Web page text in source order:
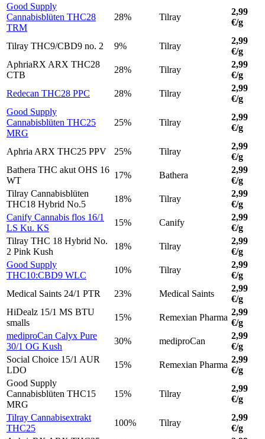
Good Supply
Cannabisblüten THC28
TRM
28% Tilray
2,99
€/g
Tilray THC9/CBD9 no. 2 9% Tilray
2,99
€/g
AphriaRX ARX THC28
CTB
28% Tilray
2,99
€/g
Redecan THC28 PPC
28% Tilray
2,99
€/g
Good Supply
Cannabisblüten THC25
MRG
25% Tilray
2,99
€/g
Aphria ARX THC25 PPV 25% Tilray
2,99
€/g
Bathera THC akut OHS 16
WT
17% Bathera
2,99
€/g
Tilray Cannabisblüten
THC18 Hybrid No.5
18% Tilray
2,99
€/g
Canify Cannabis flos 16/1
LS Ku. KS
15% Canify
2,99
€/g
Tilray THC 18 Hybrid No.
2 Pink Kush
18% Tilray
2,99
€/g
Good Supply
THC10:CBD9 WLC
10% Tilray
2,99
€/g
Medical Saints 24/1 PTR
23% Medical Saints
2,99
€/g
HiDealz 15/1 MS BTU
smalls
15% Remexian Pharma
2,99
€/g
mediproCan Calyx Pure
30/1 OG Kush
30% mediproCan
2,99
€/g
Social Choice 15/1 AUR
LDO
15% Remexian Pharma
2,99
€/g
Good Supply
Cannabisblüten THC15
MRG
15% Tilray
2,99
€/g
Tilray Cannabisextrakt
THC25
100% Tilray
2,99
€/g